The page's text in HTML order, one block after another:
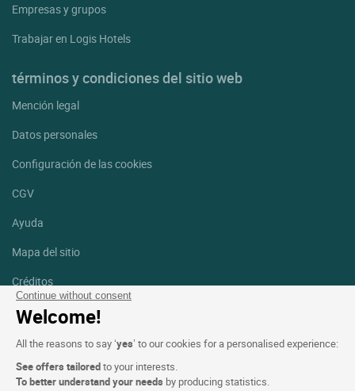
Continue without consent
Welcome!
All the reasons to say ‘yes’ to our cookies for a personalised experience:
See offers tailoredto your interests.
To better understand your needs by producing statistics.
Empresas y grupos
Trabajar en Logis Hotels
términos y condiciones del sitio web
Mención legal
Datos personales
Configuración de las cookies
CGV
Ayuda
Mapa del sitio
Créditos
fotografías
Facebook
Instagram